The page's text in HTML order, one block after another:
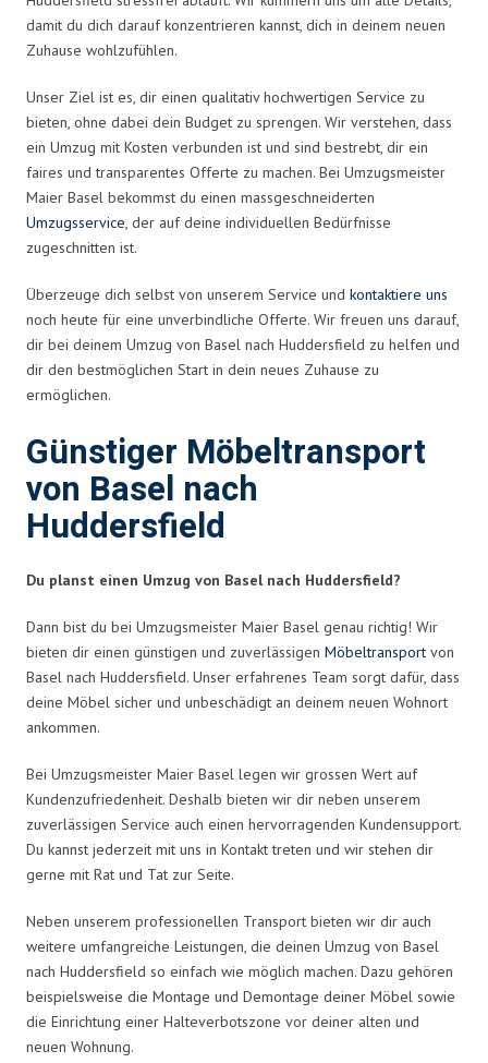
damit du dich darauf konzentrieren kannst, dich in deinem neuen
Zuhause wohlzufühlen.
Unser Ziel ist es, dir einen qualitativ hochwertigen Service zu
bieten, ohne dabei dein Budget zu sprengen. Wir verstehen, dass
ein Umzug mit Kosten verbunden ist und sind bestrebt, dir ein
faires und transparentes Offerte zu machen. Bei Umzugsmeister
Maier Basel bekommst du einen massgeschneiderten
Umzugsservice, der auf deine individuellen Bedürfnisse
zugeschnitten ist.
Überzeuge dich selbst von unserem Service und kontaktiere uns
noch heute für eine unverbindliche Offerte. Wir freuen uns darauf,
dir bei deinem Umzug von Basel nach Huddersfield zu helfen und
dir den bestmöglichen Start in dein neues Zuhause zu
ermöglichen.
Günstiger Möbeltransport
von Basel nach
Huddersfield
Du planst einen Umzug von Basel nach Huddersfield?
Dann bist du bei Umzugsmeister Maier Basel genau richtig! Wir
bieten dir einen günstigen und zuverlässigen Möbeltransport von
Basel nach Huddersfield. Unser erfahrenes Team sorgt dafür, dass
deine Möbel sicher und unbeschädigt an deinem neuen Wohnort
ankommen.
Bei Umzugsmeister Maier Basel legen wir grossen Wert auf
Kundenzufriedenheit. Deshalb bieten wir dir neben unserem
zuverlässigen Service auch einen hervorragenden Kundensupport.
Du kannst jederzeit mit uns in Kontakt treten und wir stehen dir
gerne mit Rat und Tat zur Seite.
Neben unserem professionellen Transport bieten wir dir auch
weitere umfangreiche Leistungen, die deinen Umzug von Basel
nach Huddersfield so einfach wie möglich machen. Dazu gehören
beispielsweise die Montage und Demontage deiner Möbel sowie
die Einrichtung einer Halteverbotszone vor deiner alten und
neuen Wohnung.